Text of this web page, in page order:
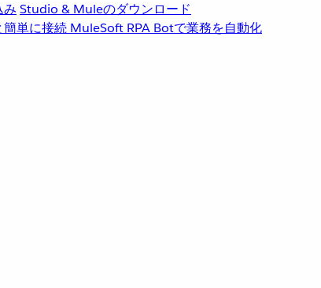
Studio & Muleのダウンロード
簡単に接続 MuleSoft RPA Botで業務を自動化